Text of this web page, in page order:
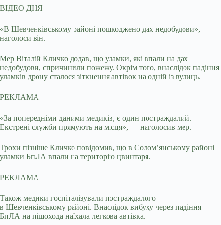
ВІДЕО ДНЯ
«В Шевченківському районі пошкоджено дах недобудови», —
наголоси він.
Мер Віталій Кличко додав, що уламки, які впали на дах
недобудови, спричинили пожежу. Окрім того, внаслідок падіння
уламків дрону сталося зіткнення автівок на одній із вулиць.
РЕКЛАМА
«За попередніми даними медиків, є один постраждалий.
Екстрені служби прямують на місця», — наголосив мер.
Трохи пізніше Кличко повідомив, що в Соломʼянському районі
уламки БпЛА впали на територію цвинтаря.
РЕКЛАМА
Також медики госпіталізували постраждалого
в Шевченківському районі. Внаслідок вибуху через падіння
БпЛА на пішохода наїхала легкова автівка.